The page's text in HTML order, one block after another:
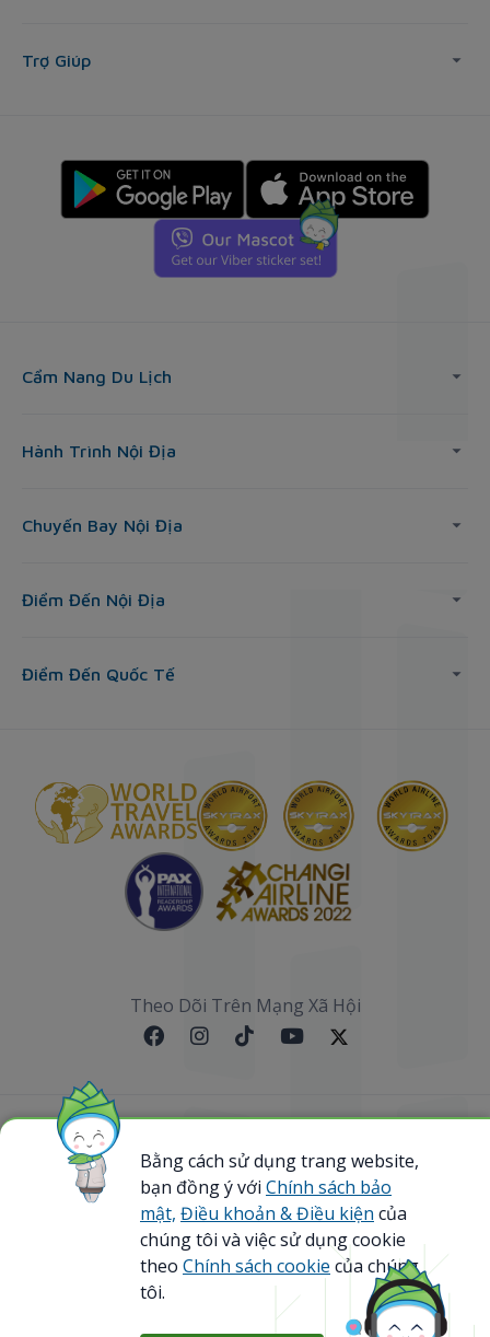
Trợ Giúp
Cẩm Nang Du Lịch
Hành Trình Nội Địa
Chuyến Bay Nội Địa
Điểm Đến Nội Địa
Điểm Đến Quốc Tế
Theo Dõi Trên Mạng Xã Hội
Sơ đồ website
@ 2023 Bamboo Airways Copyright. All Rights
Reserved.
Business Registration Code: 0107867370
Bằng cách sử dụng trang website,
bạn đồng ý với Chính sách bảo
mật, Điều khoản & Điều kiện của
chúng tôi và việc sử dụng cookie
theo Chính sách cookie của chúng
tôi.